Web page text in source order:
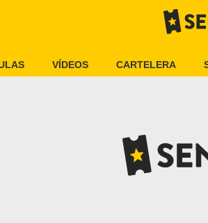
VÍDEOS CARTELERA